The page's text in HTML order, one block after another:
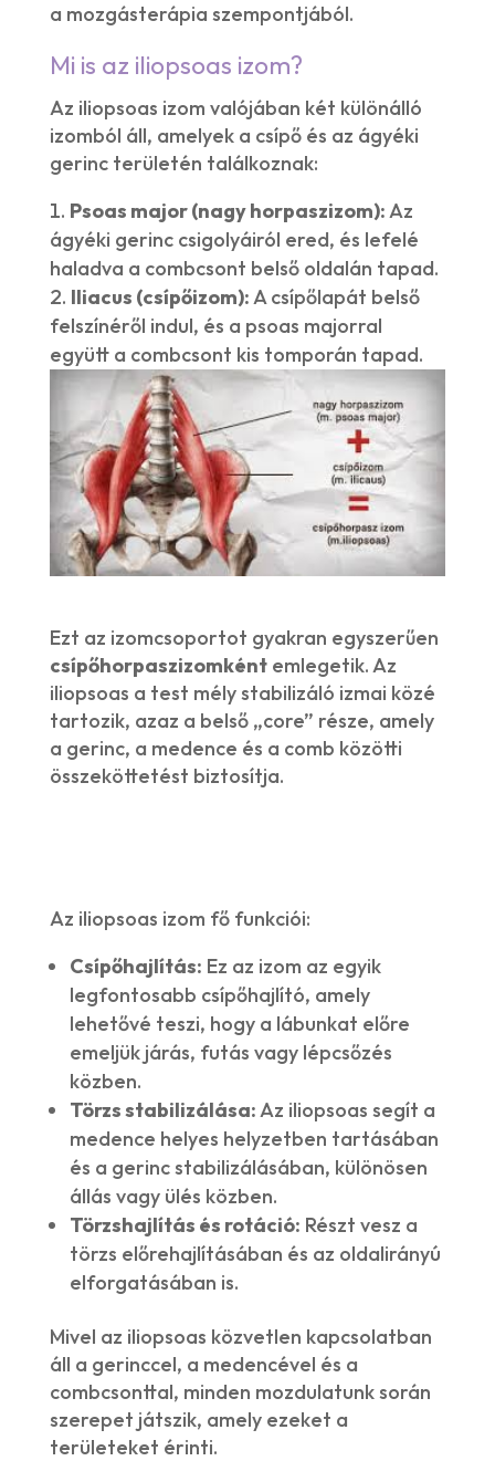
a mozgásterápia szempontjából.
Mi is az iliopsoas izom?
Az iliopsoas izom valójában két különálló
izomból áll, amelyek a csípő és az ágyéki
gerinc területén találkoznak:
Psoas major (nagy horpaszizom):Az
ágyéki gerinc csigolyáiról ered, és lefelé
haladva a combcsont belső oldalán tapad.
Iliacus (csípőizom):A csípőlapát belső
felszínéről indul, és a psoas majorral
együtt a combcsont kis tomporán tapad.
Ezt az izomcsoportot gyakran egyszerűen
csípőhorpaszizomkéntemlegetik. Az
iliopsoas a test mély stabilizáló izmai közé
tartozik, azaz a belső „core” része, amely
a gerinc, a medence és a comb közötti
összeköttetést biztosítja.
Az iliopsoas izom fő funkciói:
Csípőhajlítás: Ez az izom az egyik
legfontosabb csípőhajlító, amely
lehetővé teszi, hogy a lábunkat előre
emeljük járás, futás vagy lépcsőzés
közben.
Törzs stabilizálása:Az iliopsoas segít a
medence helyes helyzetben tartásában
és a gerinc stabilizálásában, különösen
állás vagy ülés közben.
Törzshajlítás és rotáció: Részt vesz a
törzs előrehajlításában és az oldalirányú
elforgatásában is.
Mivel az iliopsoas közvetlen kapcsolatban
áll a gerinccel, a medencével és a
combcsonttal, minden mozdulatunk során
szerepet játszik, amely ezeket a
területeket érinti.